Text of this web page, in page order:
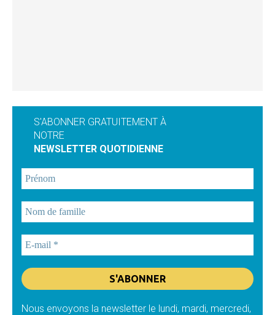
S'ABONNER GRATUITEMENT À
NOTRE
NEWSLETTER QUOTIDIENNE
Nous envoyons la newsletter le lundi, mardi, mercredi,